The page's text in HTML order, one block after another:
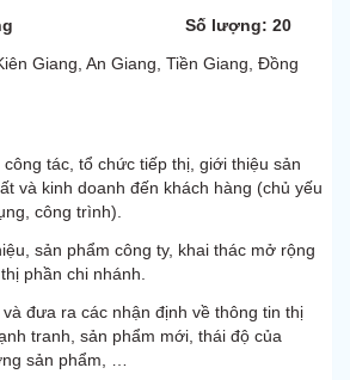
trường Số lượng: 20
Giang, An Giang, Tiền Giang, Đồng
tác, tổ chức tiếp thị, giới thiệu sản
và kinh doanh đến khách hàng (chủ yếu
công trình).
sản phẩm công ty, khai thác mở rộng
phần chi nhánh.
đưa ra các nhận định về thông tin thị
tranh, sản phẩm mới, thái độ của
sản phẩm, …